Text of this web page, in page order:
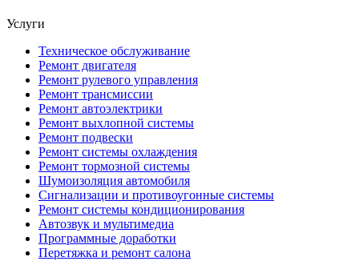
Услуги
Техническое обслуживание
Ремонт двигателя
Ремонт рулевого управления
Ремонт трансмиссии
Ремонт автоэлектрики
Ремонт выхлопной системы
Ремонт подвески
Ремонт системы охлаждения
Ремонт тормозной системы
Шумоизоляция автомобиля
Сигнализации и противоугонные системы
Ремонт системы кондиционирования
Автозвук и мультимедиа
Программные доработки
Перетяжка и ремонт салона